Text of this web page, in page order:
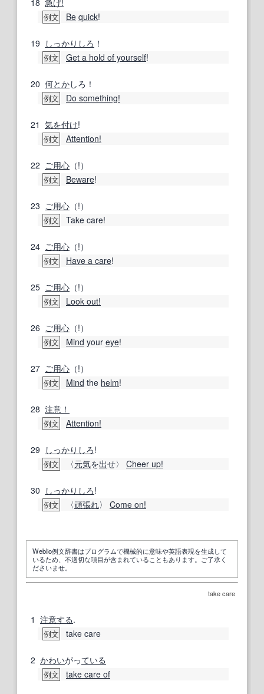
18 急げ!
例文 Be quick!
19 しっかりしろ ！
例文 Get a hold of yourself!
20 何とかしろ！
例文 Do something!
21 気を付け!
例文 Attention!
22 ご用心 （!）
例文 Beware!
23 ご用心 （!）
例文 Take care!
24 ご用心 （!）
例文 Have a care!
25 ご用心 （!）
例文 Look out!
26 ご用心 （!）
例文 Mind your eye!
27 ご用心 （!）
例文 Mind the helm!
28 注意！
例文 Attention!
29 しっかりしろ!
例文 〈元気を出せ〉 Cheer up!
30 しっかりしろ!
例文 〈頑張れ〉 Come on!
Weblio例文辞書はプログラムで機械的に意味や英語表現を生成して
いるため、不適切な項目が含まれていることもあります。ご了承く
ださいませ。
take care
1 注意する.
例文 take care
2 かわいがっている
例文 take care of